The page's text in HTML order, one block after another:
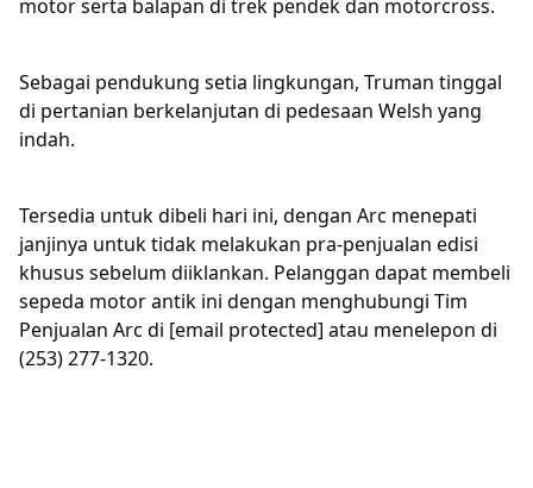
motor serta balapan di trek pendek dan motorcross.
Sebagai pendukung setia lingkungan, Truman tinggal
di pertanian berkelanjutan di pedesaan Welsh yang
indah.
Tersedia untuk dibeli hari ini, dengan Arc menepati
janjinya untuk tidak melakukan pra-penjualan edisi
khusus sebelum diiklankan. Pelanggan dapat membeli
sepeda motor antik ini dengan menghubungi Tim
Penjualan Arc di [email protected] atau menelepon di
(253) 277-1320.